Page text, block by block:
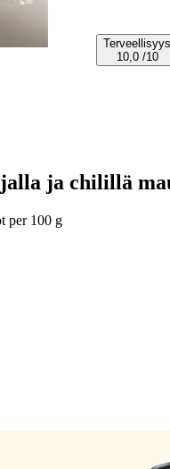
Terveellisyys
10,0 /10
ja chilillä
per 100 g